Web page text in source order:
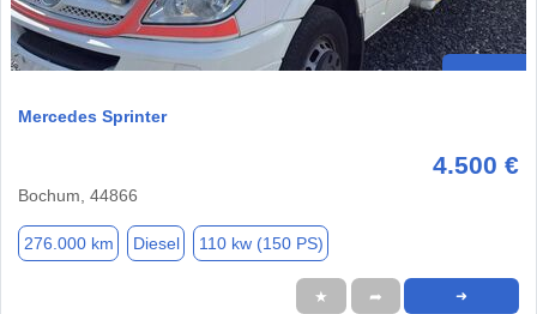
Mercedes Sprinter
4.500 €
Bochum, 44866
276.000 km Diesel 110 kw (150 PS)
★ ➦ ➜